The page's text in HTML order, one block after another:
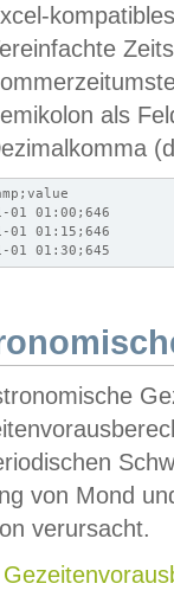
als
01 01:00;646
01 01:15;646
01 01:30;645
von Mond
verursacht.